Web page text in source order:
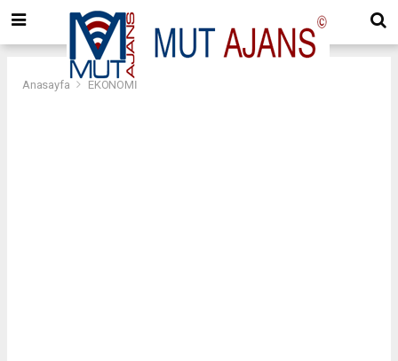
Anasayfa EKONOMİ